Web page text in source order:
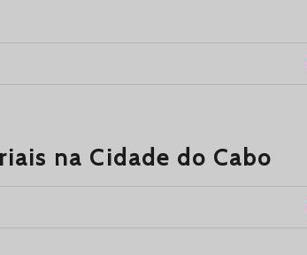
na Cidade do Cabo